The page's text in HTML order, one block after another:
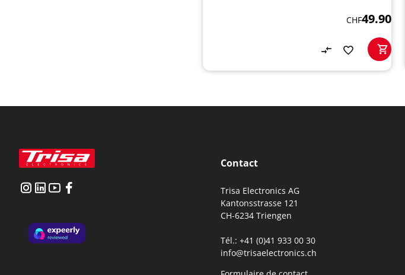
CHF49.90
Contact
Trisa Electronics AG
Kantonsstrasse 121
CH-6234 Triengen
Tél.: +41 (0)41 933 00 30
info@trisaelectronics.ch